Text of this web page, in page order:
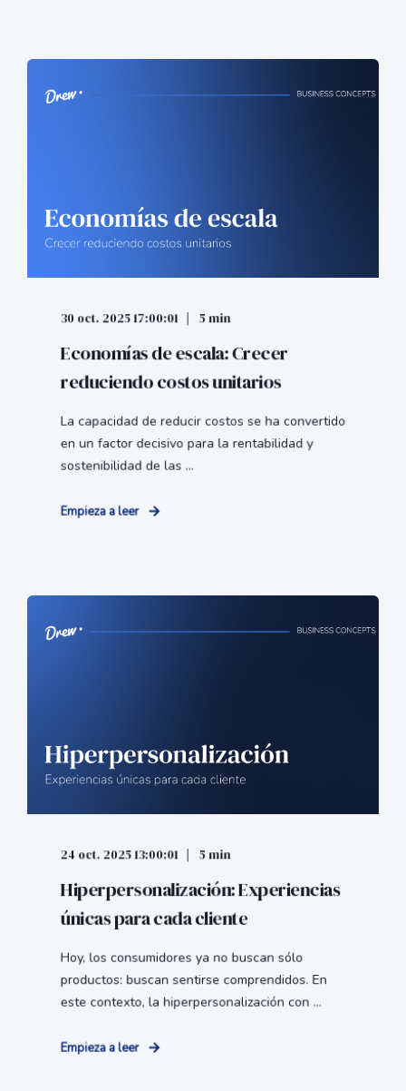
30 oct. 2025 17:00:01 5 min
Economías de escala: Crecer
reduciendo costos unitarios
La capacidad de reducir costos se ha convertido
en un factor decisivo para la rentabilidad y
sostenibilidad de las ...
Empieza a leer
24 oct. 2025 13:00:01 5 min
Hiperpersonalización: Experiencias
únicas para cada cliente
Hoy, los consumidores ya no buscan sólo
productos: buscan sentirse comprendidos. En
este contexto, la hiperpersonalización con ...
Empieza a leer